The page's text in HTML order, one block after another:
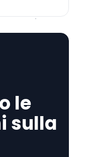
le
sulla